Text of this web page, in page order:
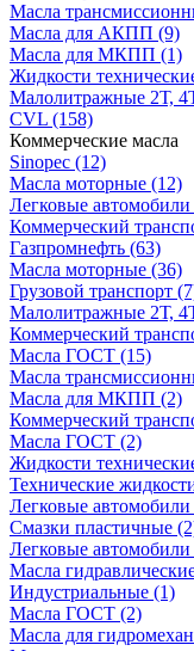
Масла
Масла для АКПП (9)
Масла для МКПП (1)
Жидкости
Малолитражные 2Т,
CVL (158)
Коммерческие масла
Sinopec (12)
Масла моторные (12)
Легковые автомобили
Коммерческий
Газпромнефть (63)
Масла моторные (36)
Грузовой транспорт
Малолитражные 2Т,
Коммерческий
Масла ГОСТ (15)
Масла
Масла для МКПП (2)
Коммерческий
Масла ГОСТ (2)
Жидкости
Технические
Легковые автомобили
Смазки пластичные
Легковые автомобили
Масла
Индустриальные (1)
Масла ГОСТ (2)
Масла для